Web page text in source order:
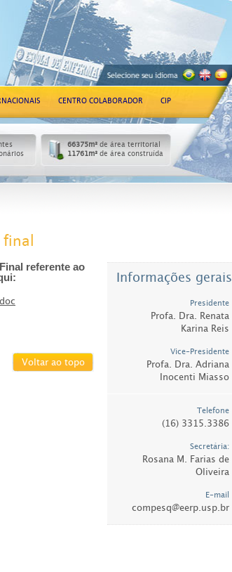
CENTRO COLABORADOR CIP
66375m²de área territorial
11761m²de área construída
Informações gerais
Presidente
Profa. Dra. Renata
Karina Reis
Vice-Presidente
Profa. Dra. Adriana
Inocenti Miasso
Telefone
(16) 3315.3386
Secretária:
Rosana M. Farias de
Oliveira
E-mail
compesq@eerp.usp.br
referente ao
Voltar ao topo